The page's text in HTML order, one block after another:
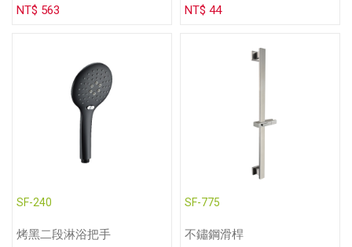
NT$ 563 NT$ 44
SF-240
烤黑二段淋浴把手
SF-775
不鏽鋼滑桿